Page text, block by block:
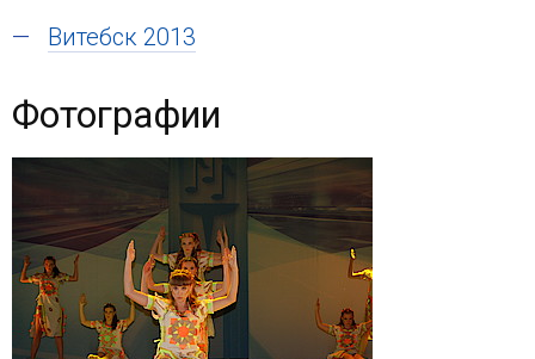
Витебск 2013
Фотографии